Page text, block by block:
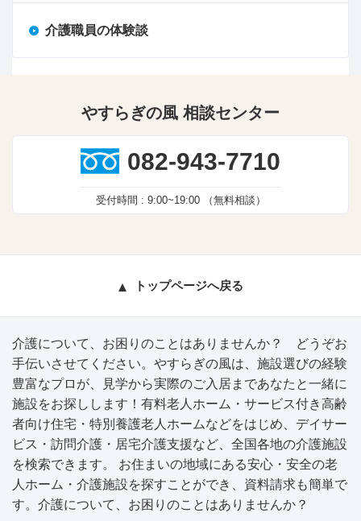
介護職員の体験談
やすらぎの風 相談センター
082-943-7710
受付時間 : 9:00~19:00（無料相談）
トップページへ戻る
介護について、お困りのことはありませんか？ どうぞお
手伝いさせてください。やすらぎの風は、施設選びの経験
豊富なプロが、見学から実際のご入居まであなたと一緒に
施設をお探しします！有料老人ホーム・サービス付き高齢
者向け住宅・特別養護老人ホームなどをはじめ、デイサー
ビス・訪問介護・居宅介護支援など、全国各地の介護施設
を検索できます。 お住まいの地域にある安心・安全の老
人ホーム・介護施設を探すことができ、資料請求も簡単で
す。介護について、お困りのことはありませんか？